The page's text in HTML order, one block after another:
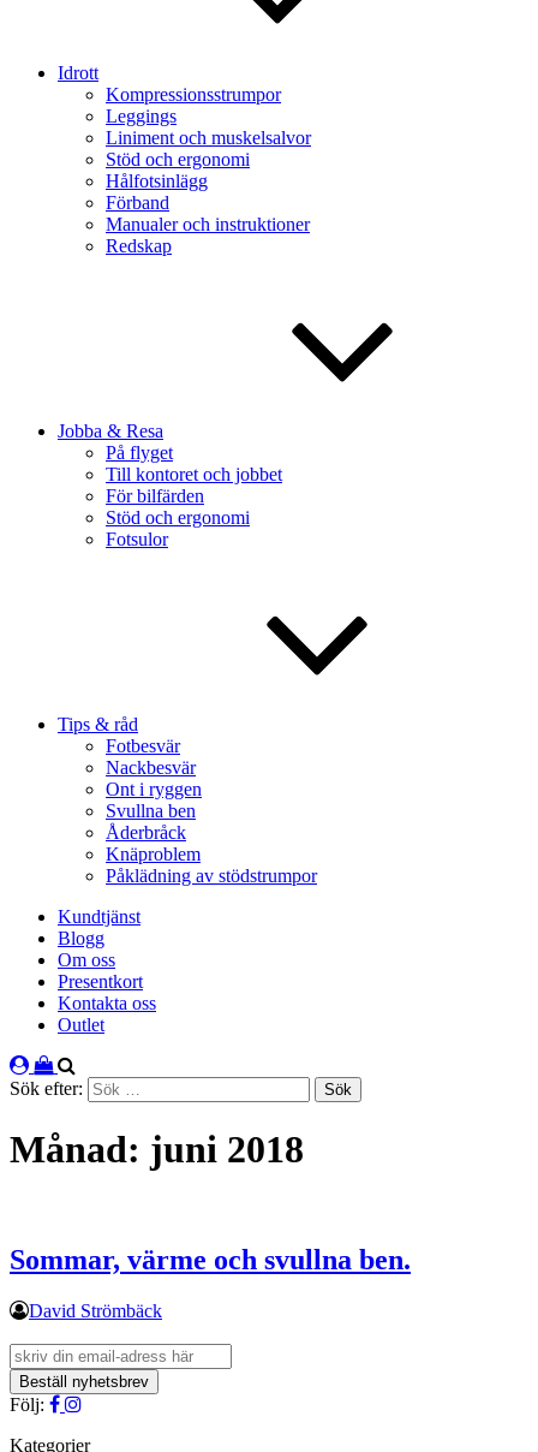
Idrott
Kompressionsstrumpor
Leggings
Liniment och muskelsalvor
Stöd och ergonomi
Hålfotsinlägg
Förband
Manualer och instruktioner
Redskap
Jobba & Resa
På flyget
Till kontoret och jobbet
För bilfärden
Stöd och ergonomi
Fotsulor
Tips & råd
Fotbesvär
Nackbesvär
Ont i ryggen
Svullna ben
Åderbråck
Knäproblem
Påklädning av stödstrumpor
Kundtjänst
Blogg
Om oss
Presentkort
Kontakta oss
Outlet
Sök efter:
Månad: juni 2018
Sommar, värme och svullna ben.
David Strömbäck
Följ:
Kategorier